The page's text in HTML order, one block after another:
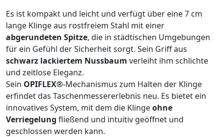
Es ist kompakt und leicht und verfügt über eine 7 cm
lange Klinge aus rostfreiem Stahl mit einer
abgerundeten Spitze, die in städtischen Umgebungen
für ein Gefühl der Sicherheit sorgt. Sein Griff aus
schwarz lackiertem Nussbaum verleiht ihm schlichte
und zeitlose Eleganz.
Sein OPIFLEX®-Mechanismus zum Halten der Klinge
erfindet das Taschenmessererlebnis neu. Es bietet ein
innovatives System, mit dem die Klingeohne
Verriegelung fließend und intuitiv geöffnet und
geschlossen werden kann.